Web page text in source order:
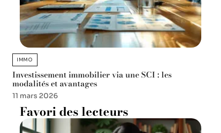
IMMO
Investissement immobilier via une SCI : les
modalités et avantages
11 mars 2026
Favori des lecteurs